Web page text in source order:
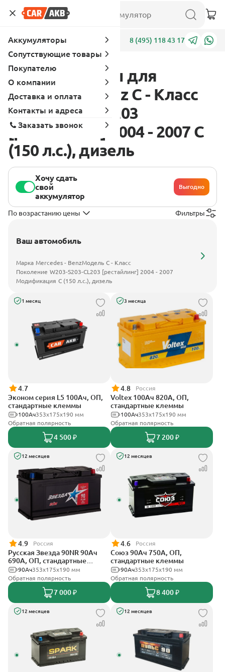
Адреса 8 (495) 118 43 17
Аккумуляторы для
Mercedes - Benz C - Класс
W203-S203-CL203
[рестайлинг] 2004 - 2007 C
(150 л.с.), дизель
Хочу сдать
свой
аккумулятор
Выгодно
По возрастанию цены Фильтры
Ваш автомобиль
Марка Mercedes - BenzМодель C - Класс
Поколение W203-S203-CL203 [рестайлинг] 2004 - 2007
Модификация C (150 л.с.), дизель
1 месяц
4.7
Эконом серия L5 100Ач, ОП,
стандартные клеммы
353х175х190 мм
100Ач
Обратная полярность
4 500 ₽
3 месяца
4.8 Россия
Voltex 100Ач 820А, ОП,
стандартные клеммы
353х175х190 мм
100Ач
Обратная полярность
7 200 ₽
12 месяцев
4.9 Россия
Русская Звезда 90NR 90Ач
690А, ОП, стандартные
клеммы353x175x190 мм
90Ач
Обратная полярность
7 000 ₽
12 месяцев
4.6 Россия
Союз 90Ач 750А, ОП,
стандартные клеммы
353x175x190 мм
90Ач
Обратная полярность
8 400 ₽
12 месяцев 12 месяцев
Аккумуляторы
Сопутствующие товары
Покупателю
О компании
Доставка и оплата
Контакты и адреса
Заказать звонок